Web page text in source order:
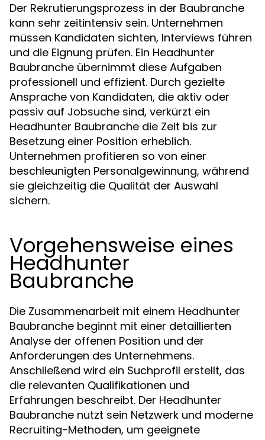
Der Rekrutierungsprozess in der Baubranche
kann sehr zeitintensiv sein. Unternehmen
müssen Kandidaten sichten, Interviews führen
und die Eignung prüfen. Ein Headhunter
Baubranche übernimmt diese Aufgaben
professionell und effizient. Durch gezielte
Ansprache von Kandidaten, die aktiv oder
passiv auf Jobsuche sind, verkürzt ein
Headhunter Baubranche die Zeit bis zur
Besetzung einer Position erheblich.
Unternehmen profitieren so von einer
beschleunigten Personalgewinnung, während
sie gleichzeitig die Qualität der Auswahl
sichern.
Vorgehensweise eines
Headhunter
Baubranche
Die Zusammenarbeit mit einem Headhunter
Baubranche beginnt mit einer detaillierten
Analyse der offenen Position und der
Anforderungen des Unternehmens.
Anschließend wird ein Suchprofil erstellt, das
die relevanten Qualifikationen und
Erfahrungen beschreibt. Der Headhunter
Baubranche nutzt sein Netzwerk und moderne
Recruiting-Methoden, um geeignete